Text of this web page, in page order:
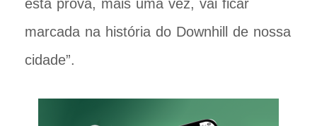
esta prova, mais uma vez, vai ficar
marcada na história do Downhill de nossa
cidade”.